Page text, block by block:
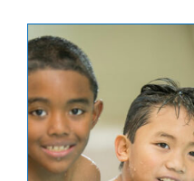
auf.
Die
Optionen
können